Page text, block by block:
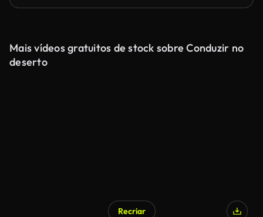
Mais vídeos gratuitos de stock sobre Conduzir no
deserto
Recriar